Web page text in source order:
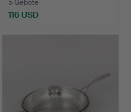
5 Gebote
116 USD